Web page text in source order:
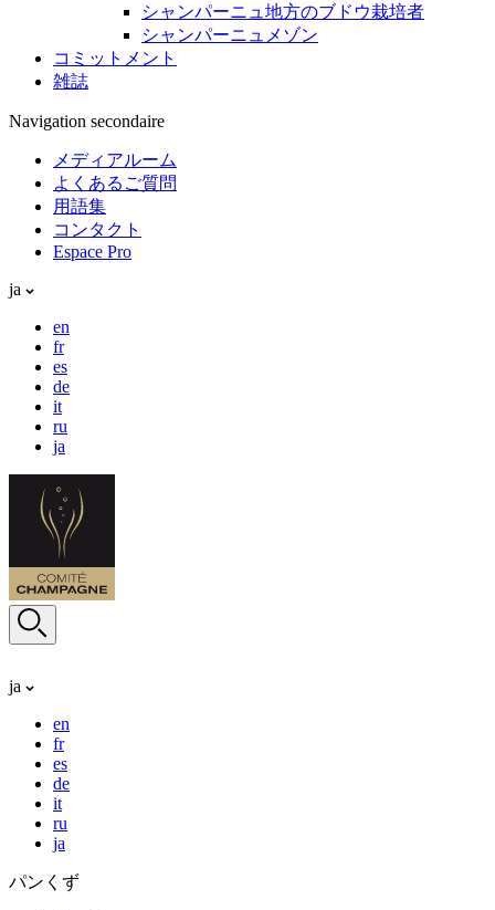
シャンパーニュ地方のブドウ栽培者
シャンパーニュメゾン
コミットメント
雑誌
Navigation secondaire
メディアルーム
よくあるご質問
用語集
コンタクト
Espace Pro
ja
en
fr
es
de
it
ru
ja
ja
en
fr
es
de
it
ru
ja
パンくず